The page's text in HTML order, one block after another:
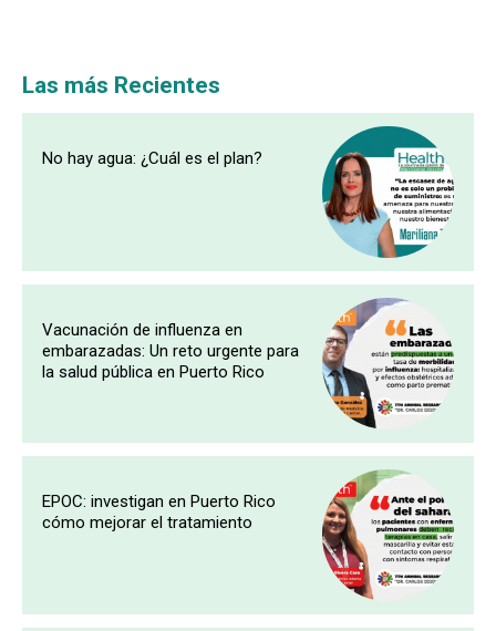
Las más Recientes
No hay agua: ¿Cuál es el plan?
Vacunación de influenza en
embarazadas: Un reto urgente para
la salud pública en Puerto Rico
EPOC: investigan en Puerto Rico
cómo mejorar el tratamiento